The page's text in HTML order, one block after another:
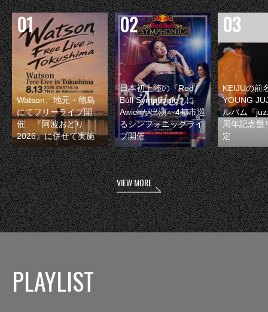
Watson、地元・徳島
にてフリーライブ開
催 『阿波おどり
2026』に併せて実施
日本初上陸の『Red
Bull Symphonic』に
Awichが出演 4都市巡
るシンフォニックライ
ブ開催
KEIJUの前
YOUNG
ルバム『
周年記念盤
定
VIEW MORE
PLAYLIST